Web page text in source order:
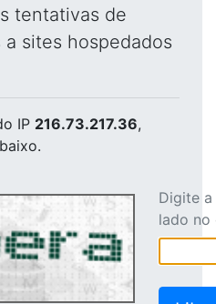
tentativas de
sites hospedados
IP 216.73.217.36,
Digite
lado no